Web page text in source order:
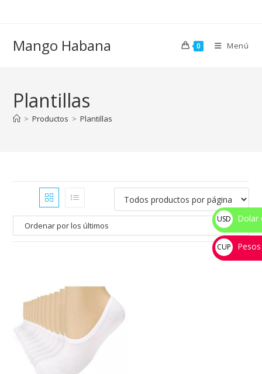
Mango Habana 0 Menú
Plantillas
> Productos > Plantillas
USD
$
Dolar
CUP
💰
Pesos